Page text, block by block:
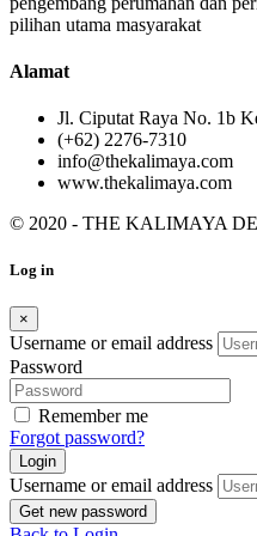
pilihan utama masyarakat
Alamat
Jl. Ciputat Raya No. 1b
(+62) 2276-7310
info@thekalimaya.com
www.thekalimaya.com
© 2020 - THE KALIMAYA
Log in
×
Username or email address
Password
Remember me
Forgot password?
Login
Username or email address
Get new password